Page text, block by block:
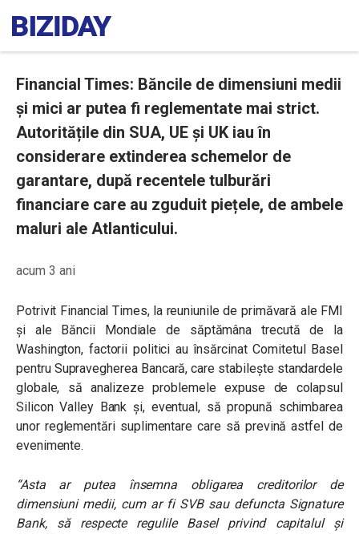
Financial Times: Băncile de dimensiuni medii
și mici ar putea fi reglementate mai strict.
Autoritățile din SUA, UE și UK iau în
considerare extinderea schemelor de
garantare, după recentele tulburări
financiare care au zguduit piețele, de ambele
maluri ale Atlanticului.
acum 3 ani
Potrivit Financial Times, la reuniunile de primăvară ale FMI
și ale Băncii Mondiale de săptămâna trecută de la
Washington, factorii politici au însărcinat Comitetul Basel
pentru Supravegherea Bancară, care stabilește standardele
globale, să analizeze problemele expuse de colapsul
Silicon Valley Bank și, eventual, să propună schimbarea
unor reglementări suplimentare care să prevină astfel de
evenimente.
“Asta ar putea însemna obligarea creditorilor de
dimensiuni medii, cum ar fi SVB sau defuncta Signature
Bank, să respecte regulile Basel privind capitalul și